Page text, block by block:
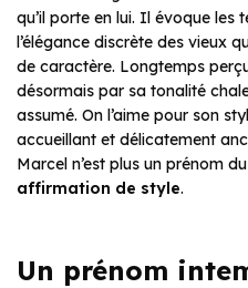
qu’il porte en lui. Il évoque les
l’élégance discrète des vieux
de caractère. Longtemps
désormais par sa tonalité
assumé. On l’aime pour son
accueillant et délicatement
Marcel n’est plus un prénom
affirmation de style.
Un prénom